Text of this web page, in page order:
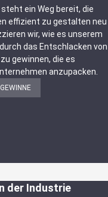
ein Weg bereit, die
effizient zu gestalten neu
wir, wie es unserem
das Entschlacken von
gewinnen, die es
anzupacken.
der Industrie